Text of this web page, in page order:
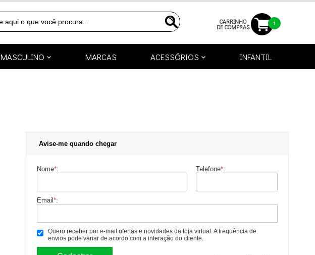
CARRINHO
DE COMPRAS
1
MASCULINO MARCAS ACESSÓRIOS INFANTIL
Avise-me quando chegar
Nome*: Telefone*:
Email *:
Quero receber por e-mail ofertas e novidades da loja virtual. A frequência de
envios pode variar de acordo com a interação do cliente.